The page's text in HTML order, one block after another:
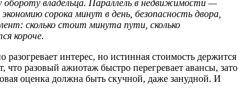
обороту владельца. Параллель в недвижимости —
сорока минут в день, безопасность двора,
сколько стоит минута пути, сколько
короче.
интерес, но истинная стоимость держится
разовый ажиотаж быстро перегревает авансы, зато
оценка должна быть скучной, даже занудной. И